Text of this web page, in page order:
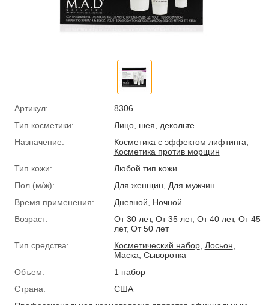
Артикул:
8306
Тип косметики:
Лицо, шея, декольте
Назначение:
Косметика с эффектом лифтинга
Косметика против морщин
Тип кожи:
Любой тип кожи
Пол (м/ж):
Для женщин, Для мужчин
Время применения:
Дневной, Ночной
Возраст:
От 30 лет, От 35 лет, От 40 лет, От 45
лет, От 50 лет
Тип средства:
Косметический набор, Лосьон
Маска Сыворотка
Объем:
1 набор
Страна:
США